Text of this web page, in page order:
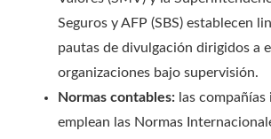
Seguros y AFP (SBS) establecen
pautas de divulgación dirigidos a
organizaciones bajo supervisión.
Normas contables: las
emplean las Normas